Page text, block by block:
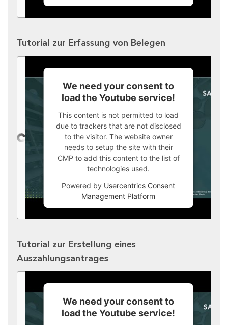
Tutorial zur Erfassung von Belegen
We need your consent to
load the Youtube service!
This content is not permitted to load
due to trackers that are not disclosed
to the visitor. The website owner
needs to setup the site with their
CMP to add this content to the list of
technologies used.
Powered by Usercentrics Consent
Management Platform
Tutorial zur Erstellung eines
Auszahlungsantrages
We need your consent to
load the Youtube service!